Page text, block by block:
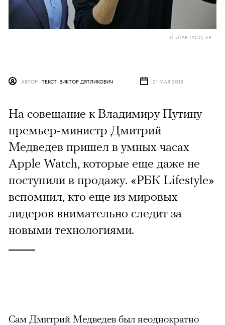
© ИТАР-ТАСС; AP
АВТОР ТЕКСТ: ВИКТОР ДЯТЛИКОВИЧ 21 МАЯ 2015
На совещание к Владимиру Путину
премьер-министр Дмитрий
Медведев пришел в умных часах
Apple Watch, которые еще даже не
поступили в продажу. «РБК Lifestyle»
вспомнил, кто еще из мировых
лидеров внимательно следит за
новыми технологиями.
Сам Дмитрий Медведев был неоднократно